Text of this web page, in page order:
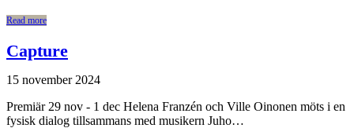
Read more
Capture
15 november 2024
Premiär 29 nov - 1 dec Helena Franzén och Ville Oinonen möts i en
fysisk dialog tillsammans med musikern Juho…